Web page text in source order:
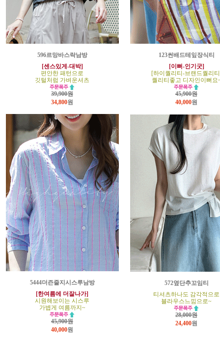
596르망바스락남방
[센스있게-대박]
편안한 패턴으로
깃털처럼 가벼운셔츠
39,900원
34,800원
123썬배드테잎장식티
[이뻐-인기굿]
[하이퀄리티-브랜드퀄리
퀄리티좋고 디자인이뻐요
45,900원
40,000원
5444더즌줄지시스루남방
[한여름에 더잘나가]
시원해보이는 시스루
가볍게 여름까지~
45,900원
40,000원
572옆단추꼬임티
티셔츠하나도 감각적으로
블라우스느낌으로~
28,000원
24,400원